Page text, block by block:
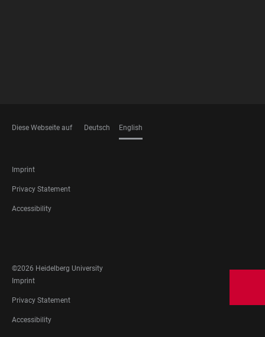
Diese Webseite auf Deutsch English
FOOTER
LEGAL
Imprint
Privacy Statement
Accessibility
MEDIA
©2026 Heidelberg University
FOOTER
LEGAL
Imprint
Privacy Statement
Accessibility